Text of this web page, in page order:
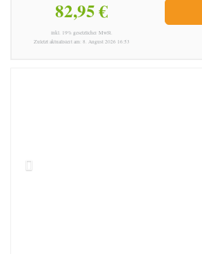
82,95 €
inkl. 19% gesetzlicher MwSt.
Zuletzt aktualisiert am: 8. August 2026 16:53